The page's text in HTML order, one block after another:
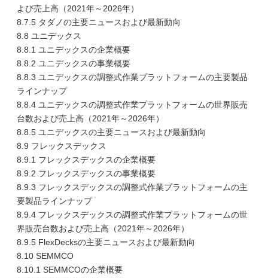
よび売上高（2021年～2026年）
8.7.5 タダノの主要ニュースおよび最新動向
8.8 ユニデックス
8.8.1 ユニデックスの企業概要
8.8.2 ユニデックスの事業概要
8.8.3 ユニデックスの調整式作業プラットフォームの主要製品
ラインナップ
8.8.4 ユニデックスの調整式作業プラットフォームの世界販売
台数および売上高（2021年～2026年）
8.8.5 ユニデックスの主要ニュースおよび最新動向
8.9 フレックスデックス
8.9.1 フレックスデックスの企業概要
8.9.2 フレックスデックスの事業概要
8.9.3 フレックスデックスの調整式作業プラットフォームの主
要製品ラインナップ
8.9.4 フレックスデックスの調整式作業プラットフォームの世
界販売台数および売上高（2021年～2026年）
8.9.5 FlexDecksの主要ニュースおよび最新動向
8.10 SEMMCO
8.10.1 SEMMCOの企業概要